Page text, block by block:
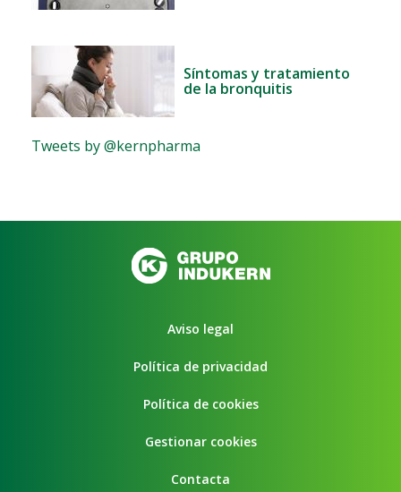
Síntomas y tratamiento
de la bronquitis
Tweets by @kernpharma
Aviso legal
Política de privacidad
Política de cookies
Gestionar cookies
Contacta